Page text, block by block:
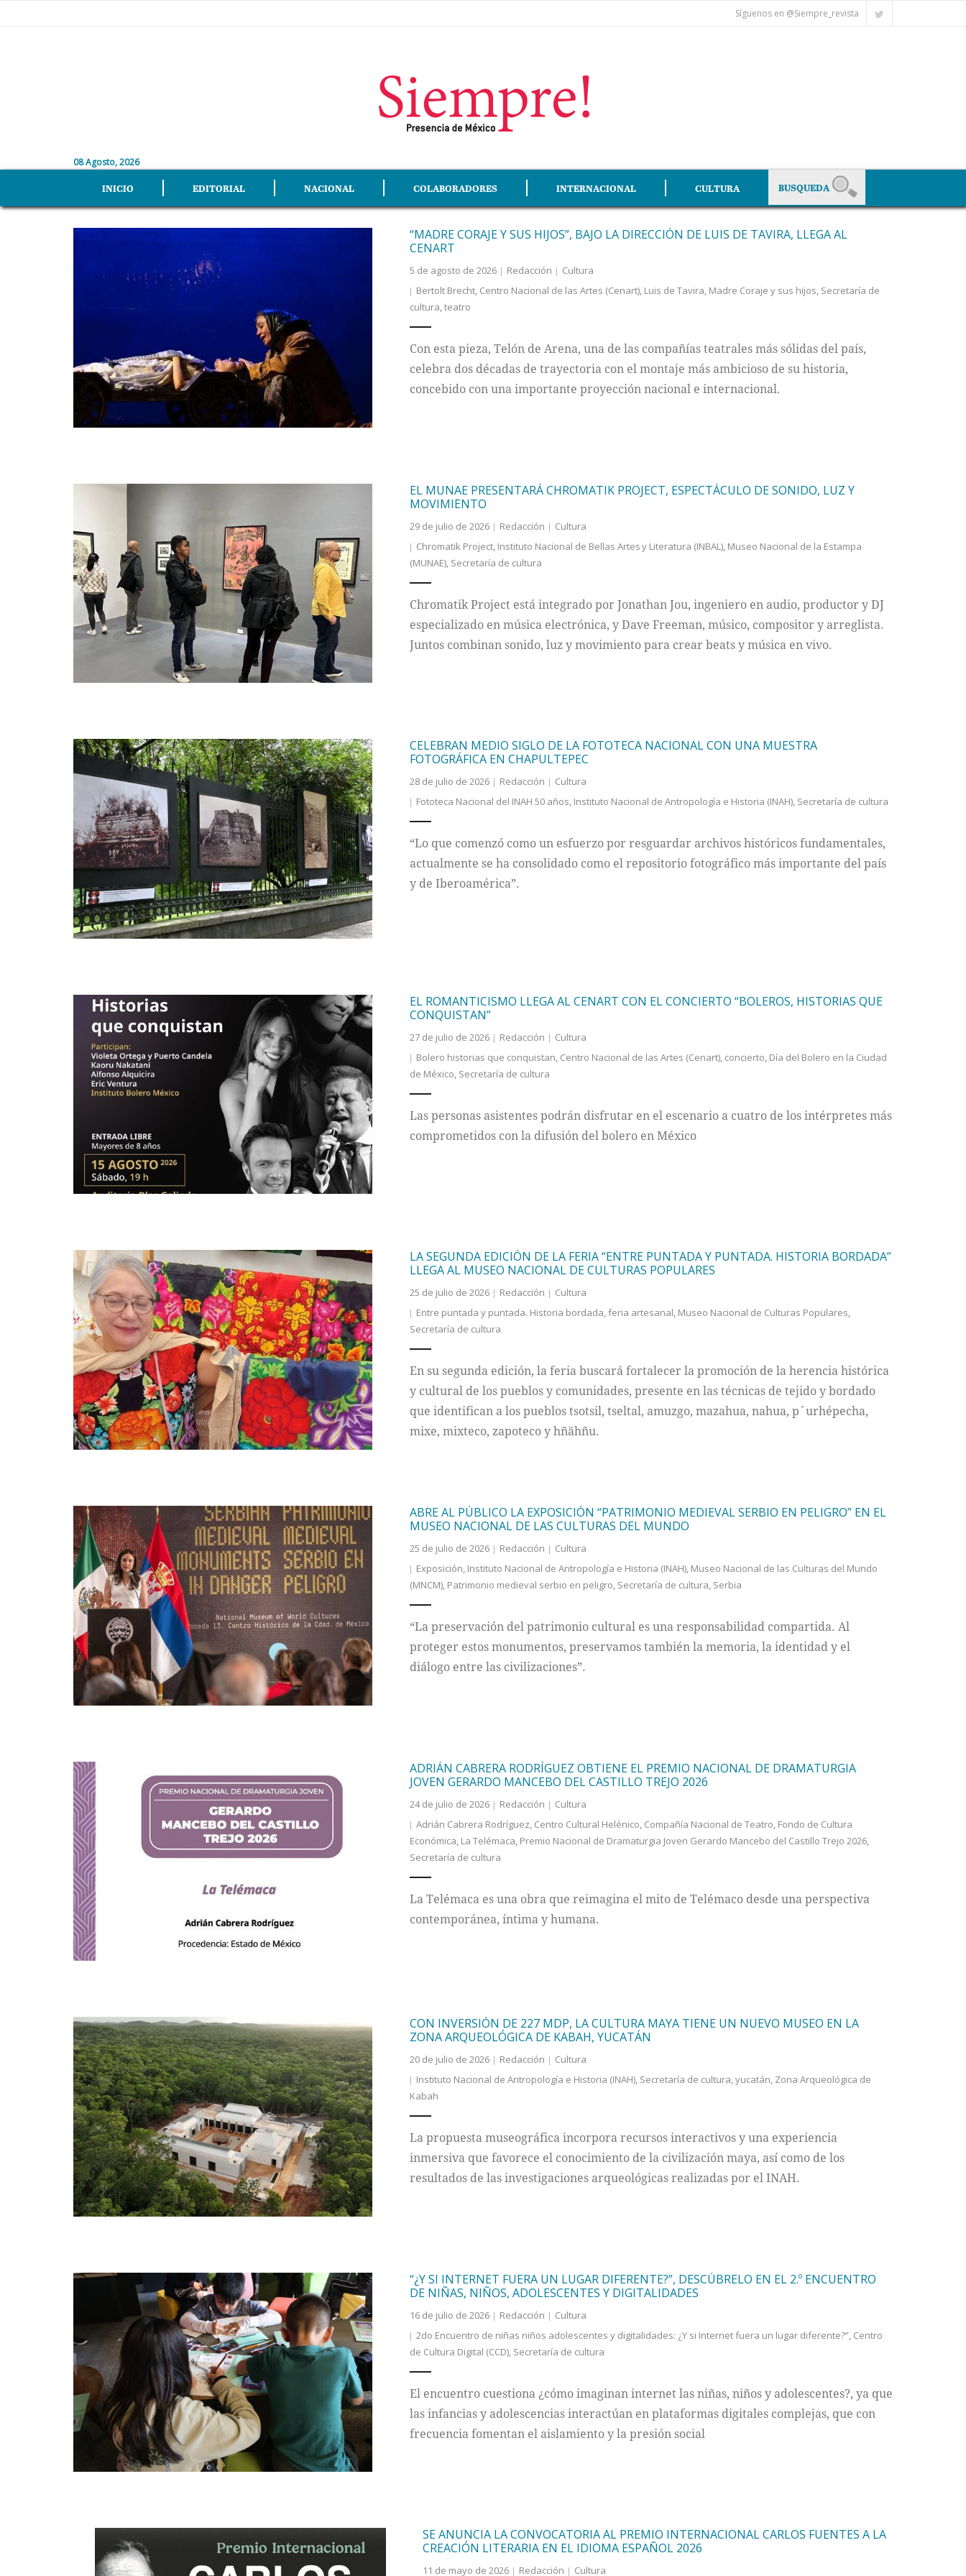
Síguenos en @Siempre_revista
08 Agosto, 2026
INICIO EDITORIAL NACIONAL COLABORADORES INTERNACIONAL CULTURA
“MADRE CORAJE Y SUS HIJOS”, BAJO LA DIRECCIÓN DE LUIS DE TAVIRA, LLEGA AL
CENART
5 de agosto de 2026 Redacción
Cultura
Bertolt Brecht, Centro Nacional de las Artes (Cenart), Luis de Tavira, Madre Coraje y sus hijos, Secretaría de
cultura,teatro
Con esta pieza, Telón de Arena, una de las compañías teatrales más sólidas del país,
celebra dos décadas de trayectoria con el montaje más ambicioso de su historia,
concebido con una importante proyección nacional e internacional.
EL MUNAE PRESENTARÁ CHROMATIK PROJECT, ESPECTÁCULO DE SONIDO, LUZ Y
MOVIMIENTO
29 de julio de 2026 Redacción
Cultura
Chromatik Project, Instituto Nacional de Bellas Artes y Literatura (INBAL), Museo Nacional de la Estampa
(MUNAE), Secretaría de cultura
Chromatik Project está integrado por Jonathan Jou, ingeniero en audio, productor y DJ
especializado en música electrónica, y Dave Freeman, músico, compositor y arreglista.
Juntos combinan sonido, luz y movimiento para crear beats y música en vivo.
CELEBRAN MEDIO SIGLO DE LA FOTOTECA NACIONAL CON UNA MUESTRA
FOTOGRÁFICA EN CHAPULTEPEC
28 de julio de 2026 Redacción
Cultura
Fototeca Nacional del INAH 50 años, Instituto Nacional de Antropología e Historia (INAH), Secretaría de cultura
“Lo que comenzó como un esfuerzo por resguardar archivos históricos fundamentales,
actualmente se ha consolidado como el repositorio fotográfico más importante del país
y de Iberoamérica”.
EL ROMANTICISMO LLEGA AL CENART CON EL CONCIERTO “BOLEROS, HISTORIAS QUE
CONQUISTAN”
27 de julio de 2026 Redacción
Cultura
Bolero historias que conquistan Centro Nacional de las Artes (Cenart), concierto Día del Bolero en la Ciudad
de México Secretaría de cultura
Las personas asistentes podrán disfrutar en el escenario a cuatro de los intérpretes más
comprometidos con la difusión del bolero en México
LA SEGUNDA EDICIÓN DE LA FERIA “ENTRE PUNTADA Y PUNTADA. HISTORIA BORDADA”
LLEGA AL MUSEO NACIONAL DE CULTURAS POPULARES
25 de julio de 2026 Redacción
Cultura
Entre puntada y puntada. Historia bordada,feria artesanal, Museo Nacional de Culturas Populares,
Secretaría de cultura
En su segunda edición, la feria buscará fortalecer la promoción de la herencia histórica
y cultural de los pueblos y comunidades, presente en las técnicas de tejido y bordado
que identifican a los pueblos tsotsil, tseltal, amuzgo, mazahua, nahua, p´urhépecha,
mixe, mixteco, zapoteco y hñähñu.
ABRE AL PÚBLICO LA EXPOSICIÓN “PATRIMONIO MEDIEVAL SERBIO EN PELIGRO” EN EL
MUSEO NACIONAL DE LAS CULTURAS DEL MUNDO
25 de julio de 2026 Redacción
Cultura
Exposición, Instituto Nacional de Antropología e Historia (INAH), Museo Nacional de las Culturas del Mundo
(MNCM), Patrimonio medieval serbio en peligro, Secretaría de cultura, Serbia
“La preservación del patrimonio cultural es una responsabilidad compartida. Al
proteger estos monumentos, preservamos también la memoria, la identidad y el
diálogo entre las civilizaciones”.
ADRIÁN CABRERA RODRÍGUEZ OBTIENE EL PREMIO NACIONAL DE DRAMATURGIA
JOVEN GERARDO MANCEBO DEL CASTILLO TREJO 2026
24 de julio de 2026 Redacción
Cultura
Adrián Cabrera Rodríguez Centro Cultural Helénico Compañía Nacional de Teatro Fondo de Cultura
Económica La Telémaca Premio Nacional de Dramaturgia Joven Gerardo Mancebo del Castillo Trejo 2026,
Secretaría de cultura
La Telémaca es una obra que reimagina el mito de Telémaco desde una perspectiva
contemporánea, íntima y humana.
CON INVERSIÓN DE 227 MDP, LA CULTURA MAYA TIENE UN NUEVO MUSEO EN LA
ZONA ARQUEOLÓGICA DE KABAH, YUCATÁN
20 de julio de 2026 Redacción
Cultura
Instituto Nacional de Antropología e Historia (INAH), Secretaría de cultura,yucatán, Zona Arqueológica de
Kabah
La propuesta museográfica incorpora recursos interactivos y una experiencia
inmersiva que favorece el conocimiento de la civilización maya, así como de los
resultados de las investigaciones arqueológicas realizadas por el INAH.
“¿Y SI INTERNET FUERA UN LUGAR DIFERENTE?”, DESCÚBRELO EN EL 2.º ENCUENTRO
DE NIÑAS, NIÑOS, ADOLESCENTES Y DIGITALIDADES
16 de julio de 2026 Redacción
Cultura
2do Encuentro de niñas niños adolescentes y digitalidades: ¿Y si Internet fuera un lugar diferente?”, Centro
de Cultura Digital (CCD), Secretaría de cultura
El encuentro cuestiona ¿cómo imaginan internet las niñas, niños y adolescentes?, ya que
las infancias y adolescencias interactúan en plataformas digitales complejas, que con
frecuencia fomentan el aislamiento y la presión social
SE ANUNCIA LA CONVOCATORIA AL PREMIO INTERNACIONAL CARLOS FUENTES A LA
CREACIÓN LITERARIA EN EL IDIOMA ESPAÑOL 2026
11 de mayo de 2026 Redacción Cultura